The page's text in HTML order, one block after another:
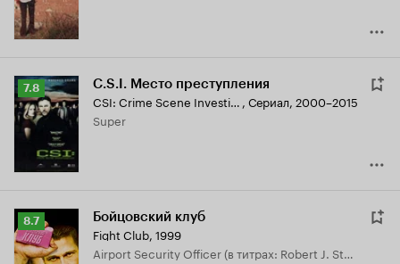
Рейтинг
Кинопоиска
7.8
7.8 C.S.I. Место преступления
CSI: Crime Scene Investigation , Сериал, 2000–2015
Super
Рейтинг
Кинопоиска
8.7
8.7 Бойцовский клуб
Fight Club, 1999
Airport Security Officer (в титрах: Robert J. Stephenson)